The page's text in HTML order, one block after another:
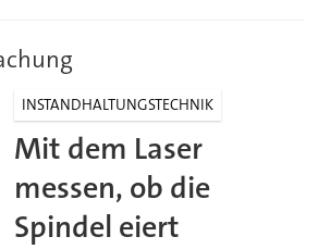
INSTANDHALTUNGSTECHNIK
Mit dem Laser
messen, ob die
Spindel eiert